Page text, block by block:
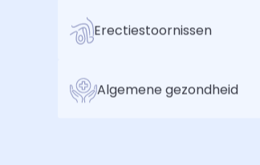
Erectiestoornissen
Algemene gezondheid